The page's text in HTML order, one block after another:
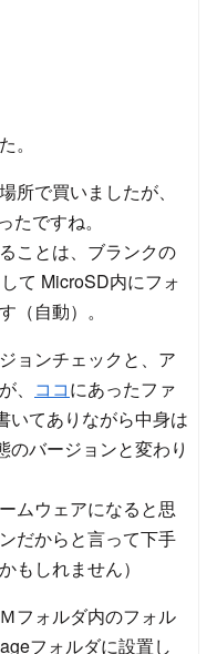
。
所で買いましたが、
ですね。
ことは、ブランクの
て MicroSD内にフォ
（自動）。
ョンチェックと、ア
、 ココにあったファ
いてありながら中身は
のバージョンと変わり
ムウェアになると思
だからと言って下手
もしれません）
フォルダ内のフォル
フォルダに設置し